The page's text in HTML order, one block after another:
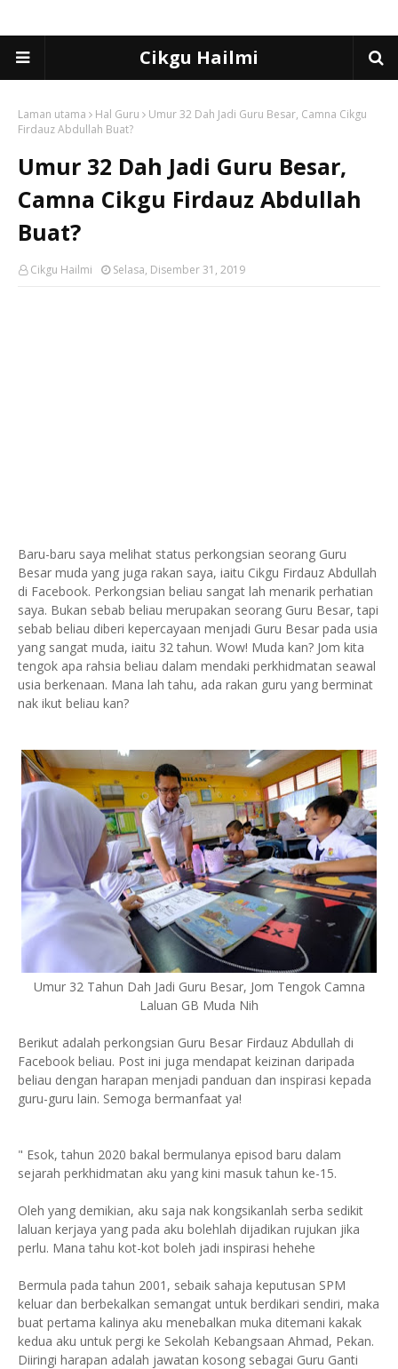
Cikgu Hailmi
Laman utama Hal Guru
Umur 32 Dah Jadi Guru Besar, Camna Cikgu
Firdauz Abdullah Buat?
Umur 32 Dah Jadi Guru Besar,
Camna Cikgu Firdauz Abdullah
Buat?
Cikgu Hailmi Selasa, Disember 31, 2019
Baru-baru saya melihat status perkongsian seorang Guru
Besar muda yang juga rakan saya, iaitu Cikgu Firdauz Abdullah
di Facebook. Perkongsian beliau sangat lah menarik perhatian
saya. Bukan sebab beliau merupakan seorang Guru Besar, tapi
sebab beliau diberi kepercayaan menjadi Guru Besar pada usia
yang sangat muda, iaitu 32 tahun. Wow! Muda kan? Jom kita
tengok apa rahsia beliau dalam mendaki perkhidmatan seawal
usia berkenaan. Mana lah tahu, ada rakan guru yang berminat
nak ikut beliau kan?
Umur 32 Tahun Dah Jadi Guru Besar, Jom Tengok Camna
Laluan GB Muda Nih
Berikut adalah perkongsian Guru Besar Firdauz Abdullah di
Facebook beliau. Post ini juga mendapat keizinan daripada
beliau dengan harapan menjadi panduan dan inspirasi kepada
guru-guru lain. Semoga bermanfaat ya!
" Esok, tahun 2020 bakal bermulanya episod baru dalam
sejarah perkhidmatan aku yang kini masuk tahun ke-15.
Oleh yang demikian, aku saja nak kongsikanlah serba sedikit
laluan kerjaya yang pada aku bolehlah dijadikan rujukan jika
perlu. Mana tahu kot-kot boleh jadi inspirasi hehehe
Bermula pada tahun 2001, sebaik sahaja keputusan SPM
keluar dan berbekalkan semangat untuk berdikari sendiri, maka
buat pertama kalinya aku menebalkan muka ditemani kakak
kedua aku untuk pergi ke Sekolah Kebangsaan Ahmad, Pekan.
Diiringi harapan adalah jawatan kosong sebagai Guru Ganti